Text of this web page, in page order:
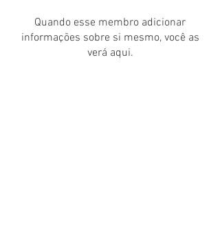
Quando esse membro adicionar
informações sobre si mesmo, você as
verá aqui.